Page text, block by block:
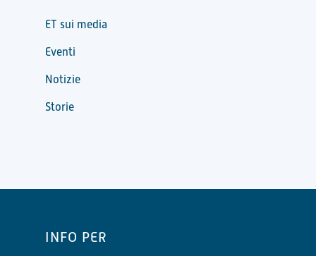
ET sui media
Eventi
Notizie
Storie
INFO PER